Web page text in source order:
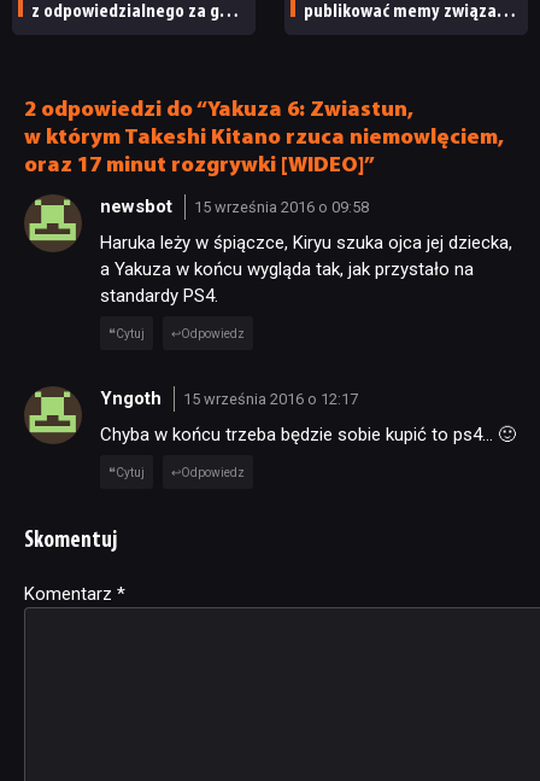
z odpowiedzialnego za grę
publikować memy związane
2 odpowiedzi do “Yakuza 6: Zwiastun,
w którym Takeshi Kitano rzuca niemowlęciem,
oraz 17 minut rozgrywki [WIDEO]”
newsbot 15 września 2016 o 09:58
Haruka leży w śpiączce, Kiryu szuka ojca jej dziecka,
a Yakuza w końcu wygląda tak, jak przystało na
standardy PS4.
Cytuj Odpowiedz
Yngoth 15 września 2016 o 12:17
Chyba w końcu trzeba będzie sobie kupić to ps4… 🙂
Cytuj Odpowiedz
Skomentuj
Komentarz *
Alternative: